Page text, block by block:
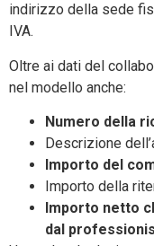
indirizzo della sede
IVA.
Oltre ai dati del
nel modello anche:
Numero della
Descrizione
Importo del
Importo della
Importo netto
dal